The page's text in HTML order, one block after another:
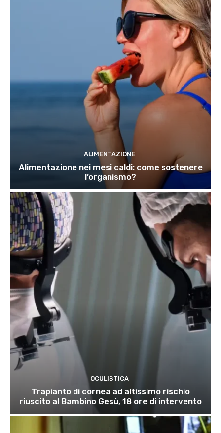
ALIMENTAZIONE
Alimentazione nei mesi caldi: come sostenere
l’organismo?
OCULISTICA
Trapianto di cornea ad altissimo rischio
riuscito al Bambino Gesù, 18 ore di intervento